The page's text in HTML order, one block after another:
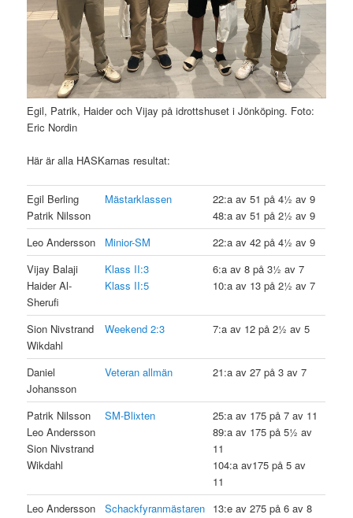
Egil, Patrik, Haider och Vijay på idrottshuset i Jönköping. Foto:
Eric Nordin
Här är alla HASKarnas resultat:
Egil Berling
Patrik Nilsson
Mästarklassen
22:a av 51 på 4½ av 9
48:a av 51 på 2½ av 9
Leo Andersson
Minior-SM
22:a av 42 på 4½ av 9
Vijay Balaji
Haider Al-
Sherufi
Klass II:3
Klass II:5
6:a av 8 på 3½ av 7
10:a av 13 på 2½ av 7
Sion Nivstrand
Wikdahl
Weekend 2:3 7:a av 12 på 2½ av 5
Daniel
Johansson
Veteran allmän 21:a av 27 på 3 av 7
Patrik Nilsson
Leo Andersson
Sion Nivstrand
Wikdahl
SM-Blixten
25:a av 175 på 7 av 11
89:a av 175 på 5½ av
11
104:a av175 på 5 av
11
Leo Andersson
Schackfyranmästaren 13:e av 275 på 6 av 8